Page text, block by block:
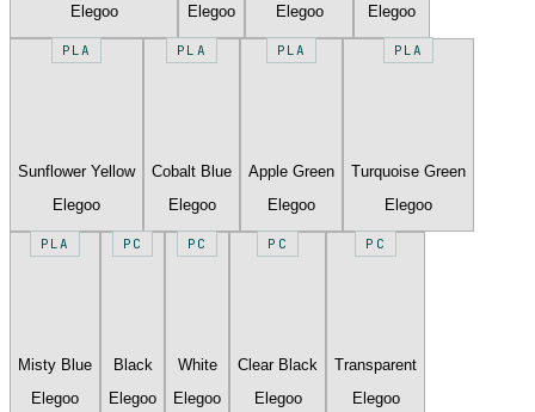
Elegoo
Elegoo
Elegoo
Elegoo
PLA
Sunflower Yellow
Elegoo
PLA
Cobalt Blue
Elegoo
PLA
Apple Green
Elegoo
PLA
Turquoise Green
Elegoo
PLA
Misty Blue
Elegoo
PC
Black
Elegoo
PC
White
Elegoo
PC
Clear Black
Elegoo
PC
Transparent
Elegoo